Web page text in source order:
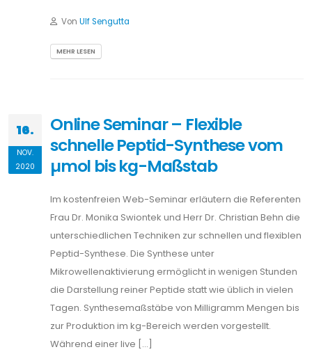
Von Ulf Sengutta
MEHR LESEN
16.
NOV.
2020
Online Seminar – Flexible
schnelle Peptid-Synthese vom
µmol bis kg-Maßstab
Im kostenfreien Web-Seminar erläutern die Referenten
Frau Dr. Monika Swiontek und Herr Dr. Christian Behn die
unterschiedlichen Techniken zur schnellen und flexiblen
Peptid-Synthese. Die Synthese unter
Mikrowellenaktivierung ermöglicht in wenigen Stunden
die Darstellung reiner Peptide statt wie üblich in vielen
Tagen. Synthesemaßstäbe von Milligramm Mengen bis
zur Produktion im kg-Bereich werden vorgestellt.
Während einer live […]